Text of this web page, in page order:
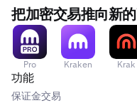
户。
对于非当前选中的账
便于您快速辨别通知
把加密交易推向新的
Pro Kraken Krak
功能
保证金交易